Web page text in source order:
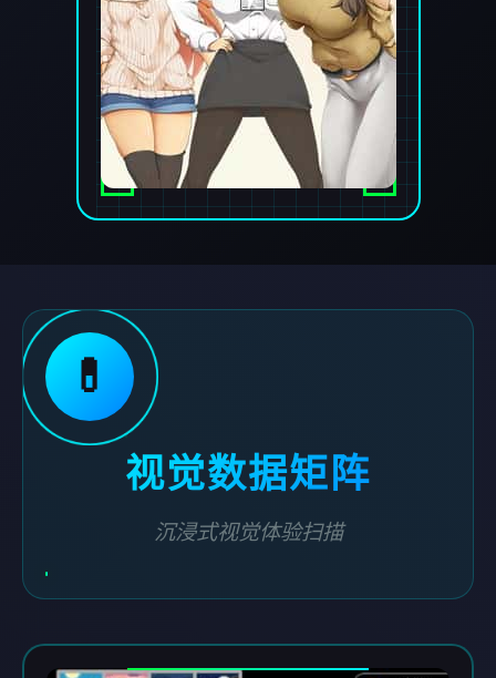
💊
视觉数据矩阵
沉浸式视觉体验扫描